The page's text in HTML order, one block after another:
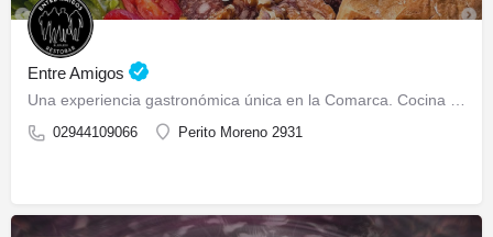
Entre Amigos
02944109066 Perito Moreno 2931